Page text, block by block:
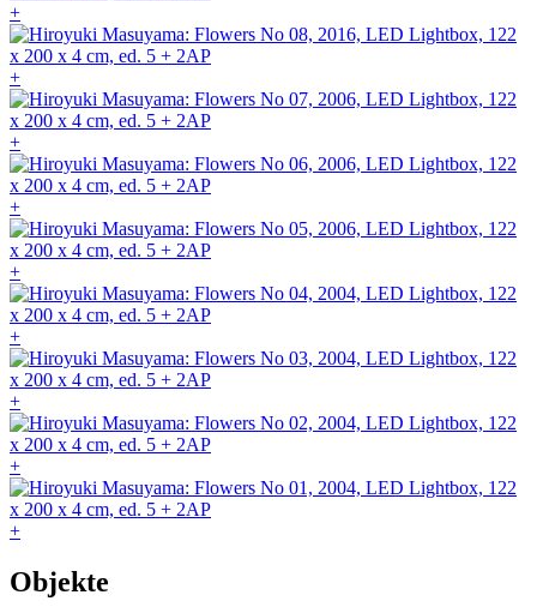
+
+
+
+
+
+
+
+
+
Objekte